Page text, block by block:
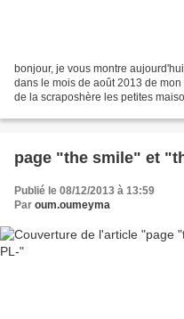
bonjour, je vous montre
dans le mois de août 2013 de
de la scraposhère les petites
page "the smile" et
Publié le 08/12/2013 à 13:59
Par oum.oumeyma